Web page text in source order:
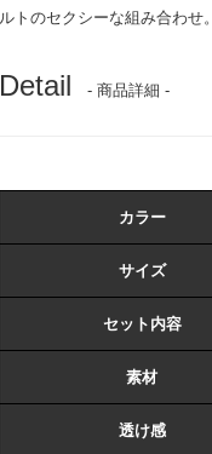
ルトのセクシーな組み合わ
Detail - 商品詳細 -
カラー
サイズ
セット内容
素材
透け感